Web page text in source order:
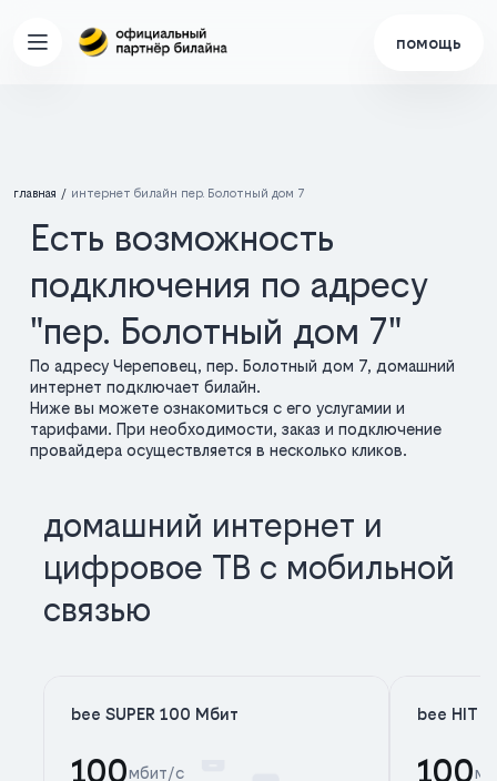
помощь
главная интернет билайн пер. Болотный дом 7
Есть возможность
подключения по адресу
"пер. Болотный дом 7"
По адресу Череповец, пер. Болотный дом 7, домашний
интернет подключает билайн.
Ниже вы можете ознакомиться с его услугамии и
тарифами. При необходимости, заказ и подключение
провайдера осуществляется в несколько кликов.
домашний интернет и
цифровое ТВ с мобильной
связью
bee SUPER 100 Мбит
100мбит/с
bee HIT
100